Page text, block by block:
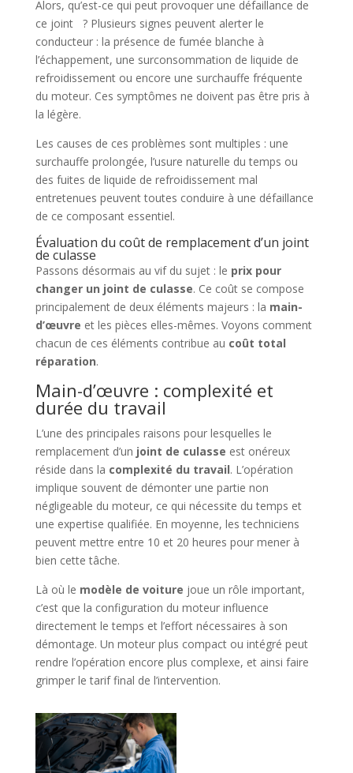
Alors, qu’est-ce qui peut provoquer une défaillance de
ce joint ? Plusieurs signes peuvent alerter le
conducteur : la présence de fumée blanche à
l’échappement, une surconsommation de liquide de
refroidissement ou encore une surchauffe fréquente
du moteur. Ces symptômes ne doivent pas être pris à
la légère.
Les causes de ces problèmes sont multiples : une
surchauffe prolongée, l’usure naturelle du temps ou
des fuites de liquide de refroidissement mal
entretenues peuvent toutes conduire à une défaillance
de ce composant essentiel.
Évaluation du coût de remplacement d’un joint
de culasse
Passons désormais au vif du sujet : le prix pour
changer un joint de culasse. Ce coût se compose
principalement de deux éléments majeurs : la main-
d’œuvre et les pièces elles-mêmes. Voyons comment
chacun de ces éléments contribue au coût total
réparation.
Main-d’œuvre : complexité et
durée du travail
L’une des principales raisons pour lesquelles le
remplacement d’un joint de culasse est onéreux
réside dans la complexité du travail. L’opération
implique souvent de démonter une partie non
négligeable du moteur, ce qui nécessite du temps et
une expertise qualifiée. En moyenne, les techniciens
peuvent mettre entre 10 et 20 heures pour mener à
bien cette tâche.
Là où le modèle de voiture joue un rôle important,
c’est que la configuration du moteur influence
directement le temps et l’effort nécessaires à son
démontage. Un moteur plus compact ou intégré peut
rendre l’opération encore plus complexe, et ainsi faire
grimper le tarif final de l’intervention.